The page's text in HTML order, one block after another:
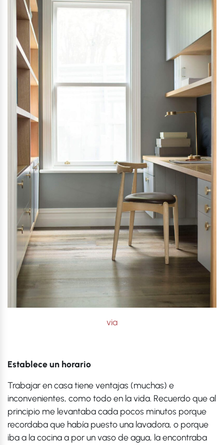
via
Establece un horario
Trabajar en casa tiene ventajas (muchas) e
inconvenientes, como todo en la vida. Recuerdo que al
principio me levantaba cada pocos minutos porque
recordaba que había puesto una lavadora, o porque
iba a la cocina a por un vaso de agua, la encontraba